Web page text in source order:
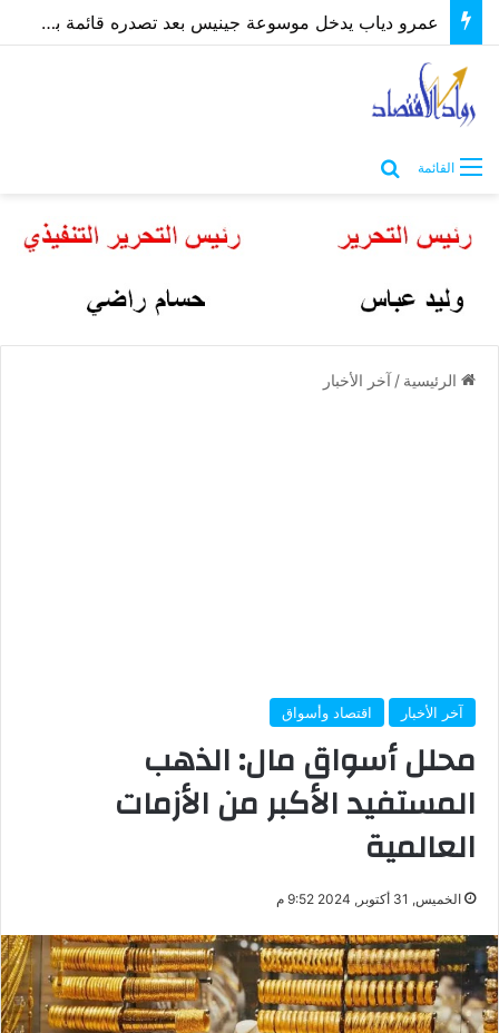
عمرو دياب يدخل موسوعة جينيس بعد تصدره قائمة بيلبورد عربية لـ68 أسبوعًا
القائمة
الرئيسية / آخر الأخبار
آخر الأخبار اقتصاد وأسواق
محلل أسواق مال: الذهب
المستفيد الأكبر من الأزمات
العالمية
الخميس, 31 أكتوبر, 2024 9:52 م